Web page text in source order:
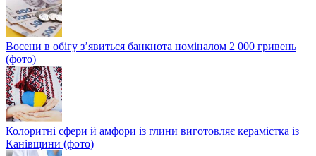
Восени в обігу з’явиться банкнота номіналом 2 000 гривень
(фото)
Колоритні сфери й амфори із глини виготовляє керамістка із
Канівщини (фото)